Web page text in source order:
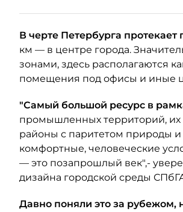
В черте Петербурга протекает
км — в центре города.
зонами, здесь располагаются
помещения под офисы и иные
"Самый большой ресурс в
промышленных территорий, их
районы с паритетом природы и
комфортные, человеческие
— это позапрошлый век",-
дизайна городской среды
Давно поняли это за рубежом,